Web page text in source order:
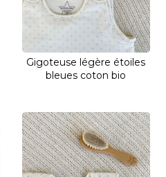
Gigoteuse légère étoiles
bleues coton bio